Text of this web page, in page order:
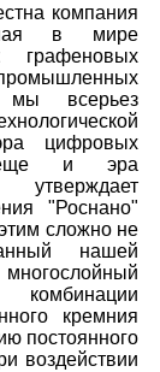
компания
в мире
графеновых
мы всерьез
цифровых
еще и эра
"Роснано"
сложно не
нашей
кремния
постоянного
воздействии